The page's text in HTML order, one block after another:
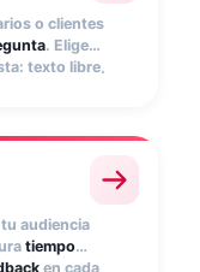
o clientes
. Elige
texto libre,
audiencia
tiempo
en cada